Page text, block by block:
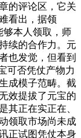
的评论区，它关
看出，据领
够本人领取，师
续的合作力。元
也发觉，但看到
可否凭仗产物力
成模子范畴。截
效提拔了元宝的
其正在实正在、
领取市场尚未成
正试图凭仗本身